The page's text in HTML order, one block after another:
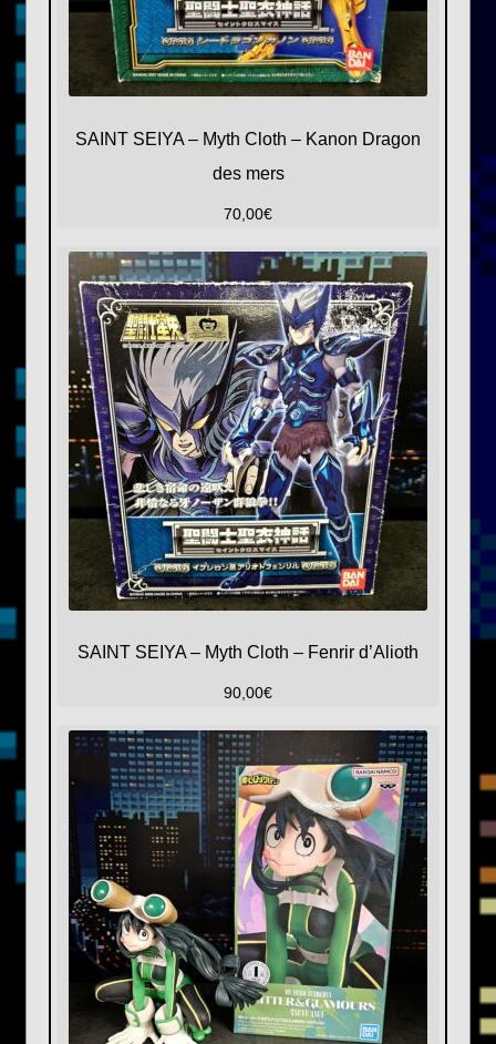
SAINT SEIYA – Myth Cloth – Kanon Dragon
des mers
70,00€
SAINT SEIYA – Myth Cloth – Fenrir d’Alioth
90,00€